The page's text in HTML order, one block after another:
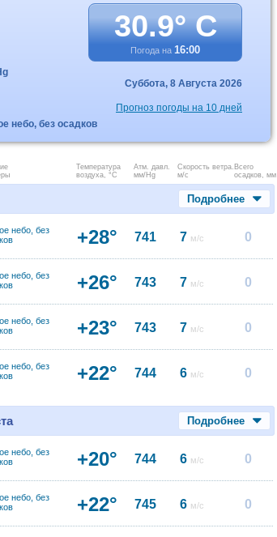
30.9° C
Погода на 16:00
небо, без осадков
Суббота, 8 Августа 2026
Прогноз погоды на 10 дней
Температура
воздуха, °C
Атм. давл.
мм/Hg
Скорость ветра.
м/с
Всего
осадков, мм
Подробнее
небо, без
+28° 741 7 м/с 0
небо, без
+26° 743 7 м/с 0
небо, без
+23° 743 7 м/с 0
небо, без
+22° 744 6 м/с 0
Подробнее
небо, без
+20° 744 6 м/с 0
небо, без
+22° 745 6 м/с 0